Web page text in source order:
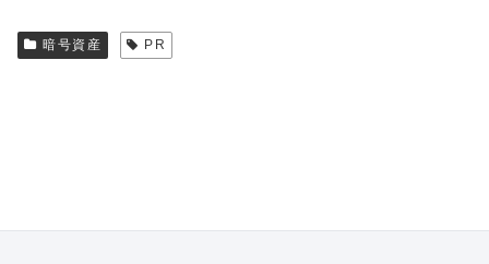
暗号資産 PR